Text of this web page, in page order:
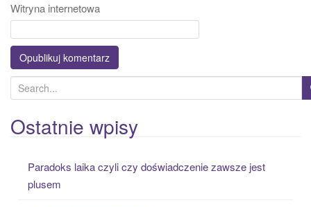
Witryna internetowa
e
a
r
Ostatnie wpisy
Paradoks laika czyli czy doświadczenie zawsze jest
plusem